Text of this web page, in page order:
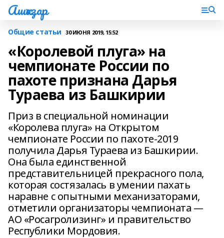
Ашҡаҙар
Общие статьи 30 ИЮНЯ 2019, 15:52
«Королевой плуга» на
чемпионате России по
пахоте признана Дарья
Тураева из Башкирии
Приз в специальной номинации
«Королева плуга» на Открытом
чемпионате России по пахоте-2019
получила Дарья Тураева из Башкирии.
Она была единственной
представительницей прекрасного пола,
которая состязалась в умении пахать
наравне с опытными механизаторами,
отметили организаторы чемпионата —
АО «Росагролизинг» и правительство
Республики Мордовия.